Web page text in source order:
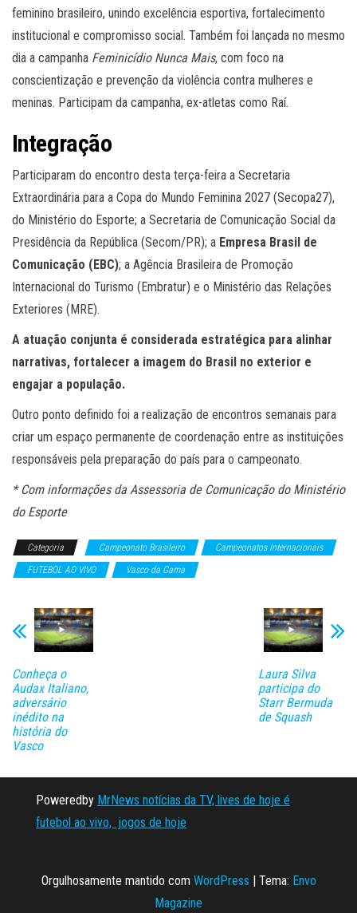
feminino brasileiro, unindo excelência esportiva, fortalecimento
institucional e compromisso social. Também foi lançada no mesmo
dia a campanha Feminicídio Nunca Mais, com foco na
conscientização e prevenção da violência contra mulheres e
meninas. Participam da campanha, ex-atletas como Raí.
Integração
Participaram do encontro desta terça-feira a Secretaria
Extraordinária para a Copa do Mundo Feminina 2027 (Secopa27),
do Ministério do Esporte; a Secretaria de Comunicação Social da
Presidência da República (Secom/PR); a Empresa Brasil de
Comunicação (EBC); a Agência Brasileira de Promoção
Internacional do Turismo (Embratur) e o Ministério das Relações
Exteriores (MRE).
A atuação conjunta é considerada estratégica para alinhar
narrativas, fortalecer a imagem do Brasil no exterior e
engajar a população.
Outro ponto definido foi a realização de encontros semanais para
criar um espaço permanente de coordenação entre as instituições
responsáveis pela preparação do país para o campeonato.
* Com informações da Assessoria de Comunicação do Ministério
do Esporte
Categoria Campeonato Brasileiro
Campeonatos Internacionais
FUTEBOL AO VIVO
Vasco da Gama
Conheça o
Audax Italiano,
adversário
inédito na
história do
Vasco
Laura Silva
participa do
Starr Bermuda
de Squash
Poweredby MrNews notícias da TV, lives de hoje é
futebol ao vivo, jogos de hoje
Orgulhosamente mantido com WordPress | Tema: Envo
Magazine